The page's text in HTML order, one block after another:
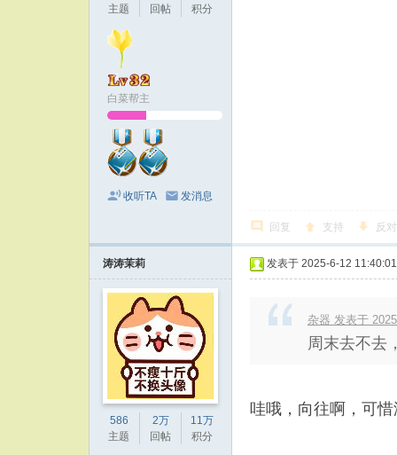
主题
回帖
积分
白菜帮主
收听TA 发消息
回复 支持 反对
涛涛茉莉
586
主题
2万
回帖
11万
积分
发表于 2025-6-12 11:40:01
杂器 发表于
周末去不去
哇哦，向往啊，可